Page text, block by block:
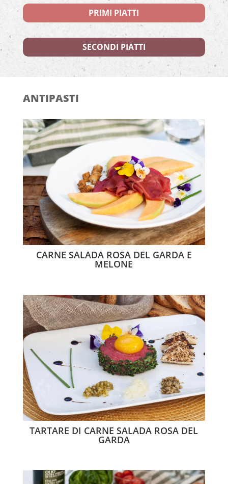
PRIMI PIATTI
SECONDI PIATTI
ANTIPASTI
CARNE SALADA ROSA DEL GARDA E
MELONE
TARTARE DI CARNE SALADA ROSA DEL
GARDA